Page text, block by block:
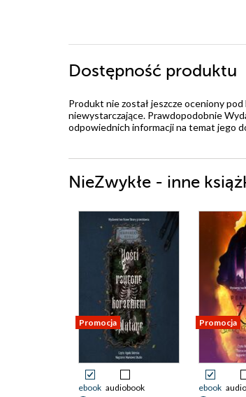
Dostępność produktu
Produkt nie został jeszcze oceniony
niewystarczające. Prawdopodobnie
odpowiednich informacji na temat jego
NieZwykłe - inne
Promocja
ebook audiobook
Promocja
ebook